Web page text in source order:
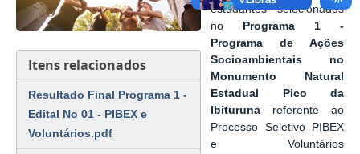
Itens relacionados
Resultado Final Programa 1 -
Edital No 01 - PIBEX e
Voluntários.pdf
estudantes selecionados
no
Programa 1 -
Programa de Ações
Socioambientais no
Monumento Natural
Estadual Pico da
Ibituruna referente ao
Processo Seletivo PIBEX
e Voluntários